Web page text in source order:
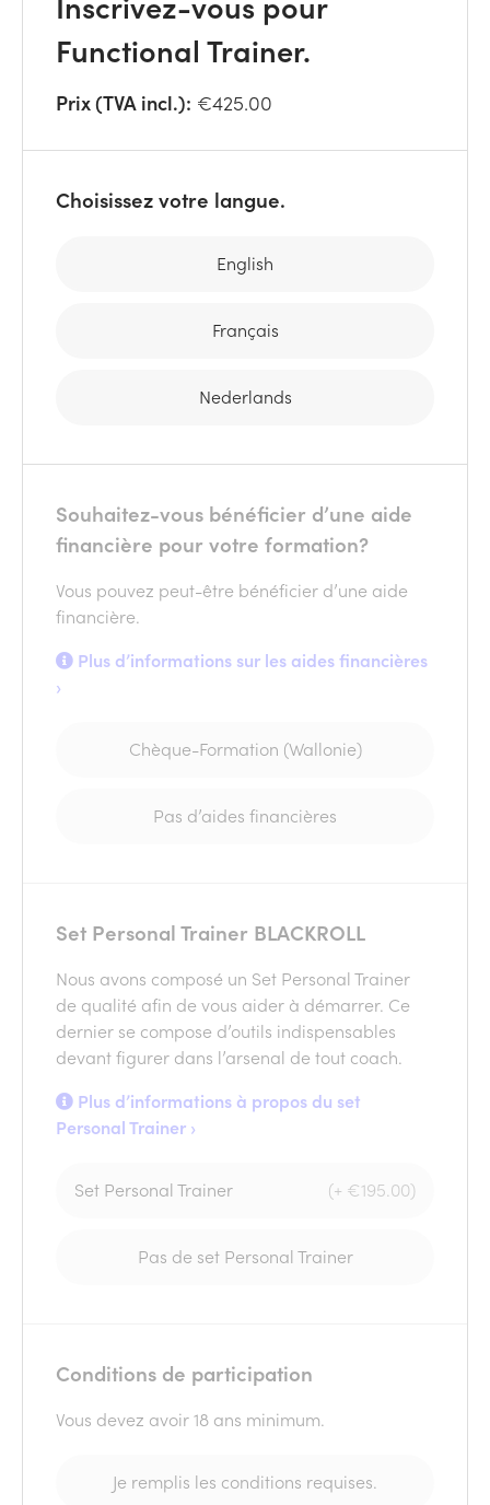
Functional Trainer.
Prix (TVA incl.): €425.00
Choisissez votre langue.
English
Français
Nederlands
Souhaitez-vous bénéficier d’une aide
financière pour votre formation?
Vous pouvez peut-être bénéficier d’une aide
financière.
Plus d’informations sur les aides financières
›
Chèque-Formation (Wallonie)
Pas d’aides financières
Set Personal Trainer BLACKROLL
Nous avons composé un Set Personal Trainer
de qualité afin de vous aider à démarrer. Ce
dernier se compose d’outils indispensables
devant figurer dans l’arsenal de tout coach.
Plus d’informations à propos du set
Personal Trainer ›
Set Personal Trainer (+ €195.00)
Pas de set Personal Trainer
Conditions de participation
Vous devez avoir 18 ans minimum.
Je remplis les conditions requises.